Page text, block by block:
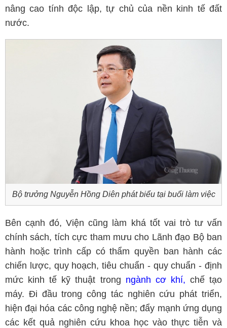
nâng cao tính độc lập, tự chủ của nền kinh tế đất
nước.
Bộ trưởng Nguyễn Hồng Diên phát biểu tại buổi làm việc
Bên cạnh đó, Viện cũng làm khá tốt vai trò tư vấn
chính sách, tích cực tham mưu cho Lãnh đạo Bộ ban
hành hoặc trình cấp có thẩm quyền ban hành các
chiến lược, quy hoạch, tiêu chuẩn - quy chuẩn - định
mức kinh tế kỹ thuật trong ngành cơ khí, chế tạo
máy. Đi đầu trong công tác nghiên cứu phát triển,
hiện đại hóa các công nghệ nền; đẩy mạnh ứng dụng
các kết quả nghiên cứu khoa học vào thực tiễn và